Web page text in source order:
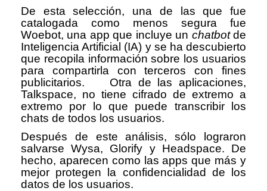
De esta selección, una de las que fue
catalogada como menos segura fue
Woebot, una app que incluye un chatbotde
Inteligencia Artificial (IA) y se ha descubierto
que recopila información sobre los usuarios
para compartirla con terceros con fines
publicitarios. Otra de las aplicaciones,
Talkspace, no tiene cifrado de extremo a
extremo por lo que puede transcribir los
chats de todos los usuarios.
Después de este análisis, sólo lograron
salvarse Wysa, Glorify y Headspace. De
hecho, aparecen como las apps que más y
mejor protegen la confidencialidad de los
datos de los usuarios.